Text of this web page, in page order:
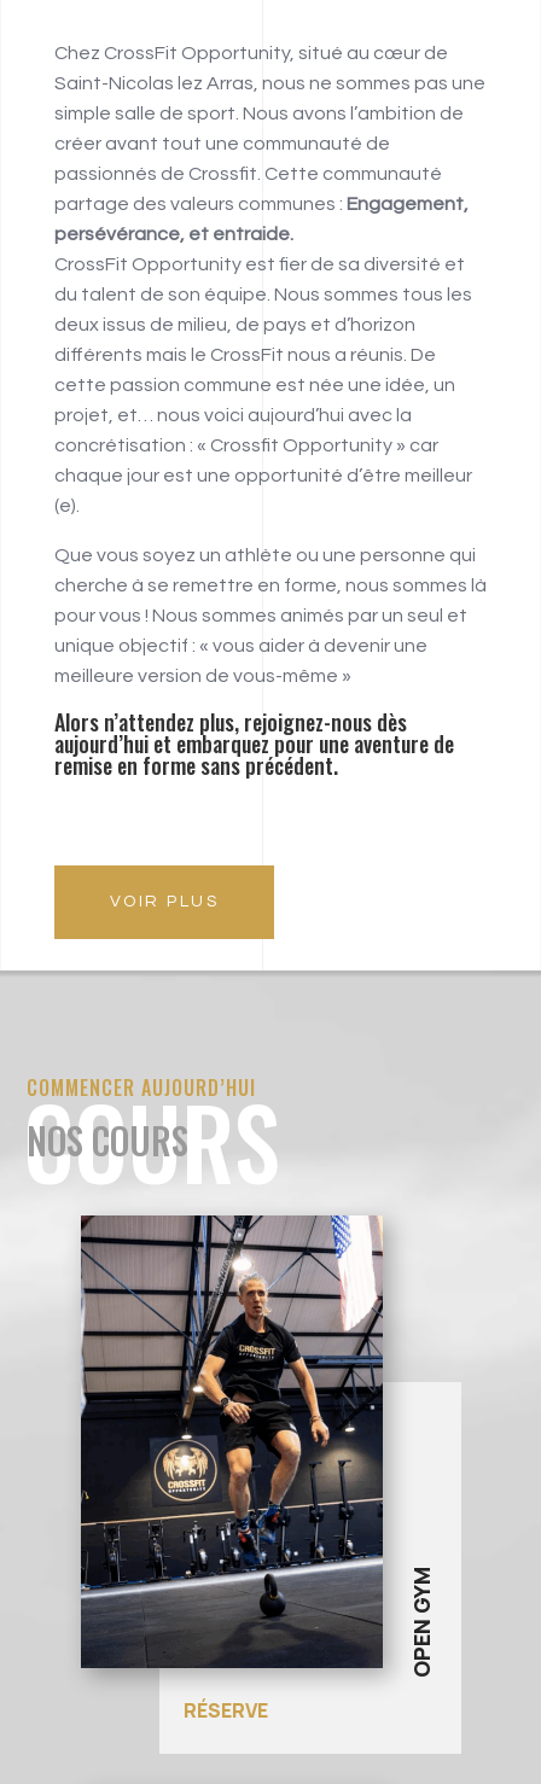
Chez CrossFit Opportunity, situé au cœur de
Saint-Nicolas lez Arras, nous ne sommes pas une
simple salle de sport. Nous avons l’ambition de
créer avant tout une communauté de
passionnés de Crossfit. Cette communauté
partage des valeurs communes : Engagement,
persévérance, et entraide.
CrossFit Opportunity est fier de sa diversité et
du talent de son équipe. Nous sommes tous les
deux issus de milieu, de pays et d’horizon
différents mais le CrossFit nous a réunis. De
cette passion commune est née une idée, un
projet, et… nous voici aujourd’hui avec la
concrétisation : « Crossfit Opportunity » car
chaque jour est une opportunité d’être meilleur
(e).
Que vous soyez un athlète ou une personne qui
cherche à se remettre en forme, nous sommes là
pour vous ! Nous sommes animés par un seul et
unique objectif : « vous aider à devenir une
meilleure version de vous-même »
Alors n’attendez plus, rejoignez-nous dès
aujourd’hui et embarquez pour une aventure de
remise en forme sans précédent.
VOIR PLUS
COMMENCER AUJOURD’HUI
COURS
NOS COURS
OPEN GYM
RÉSERVE